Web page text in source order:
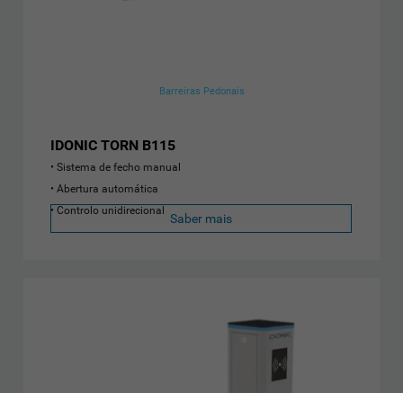
Barreiras Pedonais
IDONIC TORN B115
Sistema de fecho manual
Abertura automática
Controlo unidirecional
Saber mais